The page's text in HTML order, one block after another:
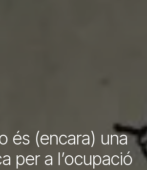
és (encara) una
per a l’ocupació